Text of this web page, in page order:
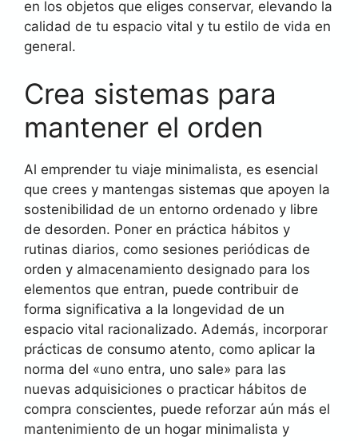
en los objetos que eliges conservar, elevando la
calidad de tu espacio vital y tu estilo de vida en
general.
Crea sistemas para
mantener el orden
Al emprender tu viaje minimalista, es esencial
que crees y mantengas sistemas que apoyen la
sostenibilidad de un entorno ordenado y libre
de desorden. Poner en práctica hábitos y
rutinas diarios, como sesiones periódicas de
orden y almacenamiento designado para los
elementos que entran, puede contribuir de
forma significativa a la longevidad de un
espacio vital racionalizado. Además, incorporar
prácticas de consumo atento, como aplicar la
norma del «uno entra, uno sale» para las
nuevas adquisiciones o practicar hábitos de
compra conscientes, puede reforzar aún más el
mantenimiento de un hogar minimalista y